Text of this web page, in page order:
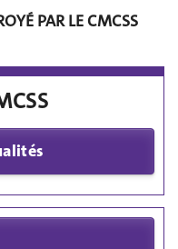
PAR LE CMCSS